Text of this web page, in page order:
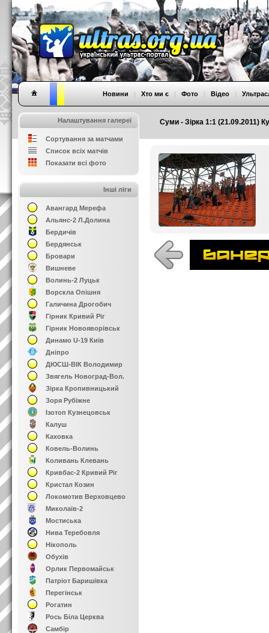
Суми - Зірка 1:1 (21.09.2011)
Новини | Хто ми є | Фото | Відео |
Налаштування галереї
Сортування за матчами
Список всіх матчів
Показати всі фото
Інші ліги
Авангард Мерефа
Альянс-2 Л.Долина
Бердичів
Бердянськ
Бровари
Вишневе
Волинь-2 Луцьк
Ворскла Опішня
Галичина Дрогобич
Гірник Кривий Ріг
Гірник Новояворівськ
Динамо U-19 Київ
Дніпро
ДЮСШ-ВІК Володимир
Звягель Новоград-Вол.
Зірка Кропивницький
Зоря Рубіжне
Ізотоп Кузнецовськ
Калуш
Каховка
Ковель-Волинь
Коливань Клевань
Кривбас-2 Кривий Ріг
Кристал Козин
Локомотив Верховцево
Миколаїв-2
Мостиська
Нива Теребовля
Нікополь
Обухів
Орлик Первомайськ
Патріот Баришівка
Перегінськ
Рогатин
Рось Біла Церква
Самбір